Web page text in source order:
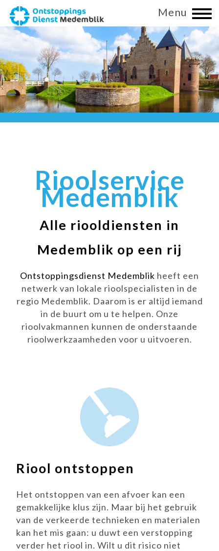
Menu
Rioolservice
Medemblik
Alle riooldiensten in
Medemblik op een rij
Ontstoppingsdienst Medemblik heeft een
netwerk van lokale rioolspecialisten in de
regio Medemblik. Daarom is er altijd iemand
in de buurt om u te helpen. Onze
rioolvakmannen kunnen de onderstaande
rioolwerkzaamheden voor u uitvoeren.
Riool ontstoppen
Het ontstoppen van een afvoer kan een
gemakkelijke klus zijn. Maar bij het gebruik
van de verkeerde technieken en materialen
kan het mis gaan: u duwt een verstopping
verder het riool in. Wilt u dit risico niet